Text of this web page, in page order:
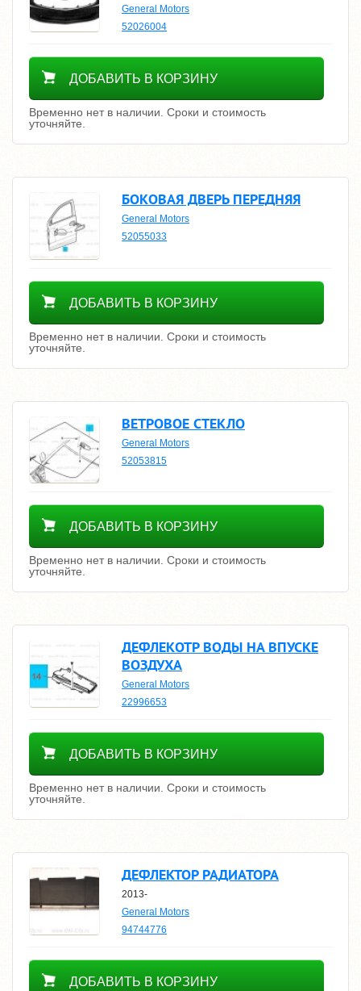
General Motors
52026004
Уточнить цену
ДОБАВИТЬ В КОРЗИНУ
Временно нет в наличии. Сроки и стоимость
уточняйте.
БОКОВАЯ ДВЕРЬ ПЕРЕДНЯЯ
General Motors
52055033
Уточнить цену
ДОБАВИТЬ В КОРЗИНУ
Временно нет в наличии. Сроки и стоимость
уточняйте.
ВЕТРОВОЕ СТЕКЛО
General Motors
52053815
Уточнить цену
ДОБАВИТЬ В КОРЗИНУ
Временно нет в наличии. Сроки и стоимость
уточняйте.
ДЕФЛЕКОТР ВОДЫ НА ВПУСКЕ
ВОЗДУХА
General Motors
22996653
Уточнить цену
ДОБАВИТЬ В КОРЗИНУ
Временно нет в наличии. Сроки и стоимость
уточняйте.
ДЕФЛЕКТОР РАДИАТОРА
2013-
General Motors
94744776
Уточнить цену
ДОБАВИТЬ В КОРЗИНУ